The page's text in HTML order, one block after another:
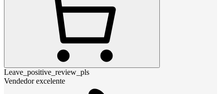
Leave_positive_review_pls
Vendedor excelente